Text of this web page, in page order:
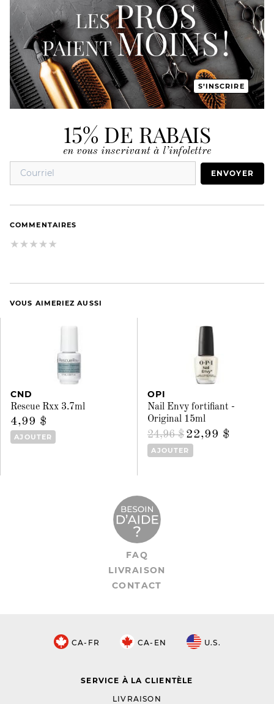
S’INSCRIRE
15% DE RABAIS
en vous inscrivant à l’infolettre
ENVOYER
COMMENTAIRES
VOUS AIMERIEZ AUSSI
CND
Rescue Rxx 3.7ml
4,99 $
AJOUTER
OPI
Nail Envy fortifiant -
Original 15ml
24,96 $ 22,99 $
AJOUTER
FAQ
LIVRAISON
CONTACT
CA-FR CA-EN U.S.
SERVICE À LA CLIENTÈLE
LIVRAISON